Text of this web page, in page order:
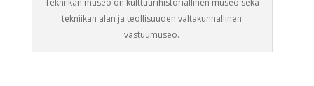
Tekniikan museo on kulttuurihistoriallinen museo sekä
tekniikan alan ja teollisuuden valtakunnallinen
vastuumuseo.